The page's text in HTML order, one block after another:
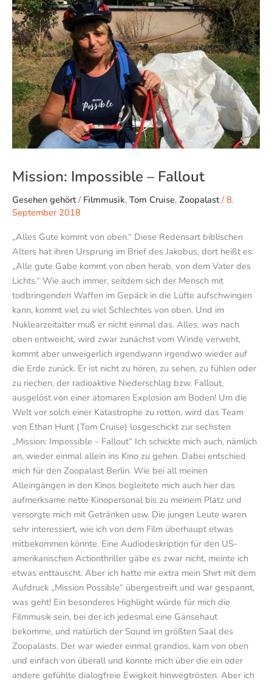
Mission: Impossible – Fallout
Gesehen gehört/ Filmmusik, Tom Cruise, Zoopalast/8.
September 2018
„Alles Gute kommt von oben.“ Diese Redensart biblischen
Alters hat ihren Ursprung im Brief des Jakobus, dort heißt es:
„Alle gute Gabe kommt von oben herab, von dem Vater des
Lichts.“ Wie auch immer, seitdem sich der Mensch mit
todbringenden Waffen im Gepäck in die Lüfte aufschwingen
kann, kommt viel zu viel Schlechtes von oben. Und im
Nuklearzeitalter muß er nicht einmal das. Alles, was nach
oben entweicht, wird zwar zunächst vom Winde verweht,
kommt aber unweigerlich irgendwann irgendwo wieder auf
die Erde zurück. Er ist nicht zu hören, zu sehen, zu fühlen oder
zu riechen, der radioaktive Niederschlag bzw. Fallout,
ausgelöst von einer atomaren Explosion am Boden! Um die
Welt vor solch einer Katastrophe zu retten, wird das Team
von Ethan Hunt (Tom Cruise) losgeschickt zur sechsten
„Mission: Impossible – Fallout“ Ich schickte mich auch, nämlich
an, wieder einmal allein ins Kino zu gehen. Dabei entschied
mich für den Zoopalast Berlin. Wie bei all meinen
Alleingängen in den Kinos begleitete mich auch hier das
aufmerksame nette Kinopersonal bis zu meinem Platz und
versorgte mich mit Getränken usw. Die jungen Leute waren
sehr interessiert, wie ich von dem Film überhaupt etwas
mitbekommen könnte. Eine Audiodeskription für den US-
amerikanischen Actionthriller gäbe es zwar nicht, meinte ich
etwas enttäuscht. Aber ich hatte mir extra mein Shirt mit dem
Aufdruck „Mission Possible“ übergestreift und war gespannt,
was geht! Ein besonderes Highlight würde für mich die
Filmmusik sein, bei der ich jedesmal eine Gänsehaut
bekomme, und natürlich der Sound im größten Saal des
Zoopalasts. Der war wieder einmal grandios, kam von oben
und einfach von überall und konnte mich über die ein oder
andere gefühlte dialogfreie Ewigkeit hinwegtrösten. Aber ich
Fallout